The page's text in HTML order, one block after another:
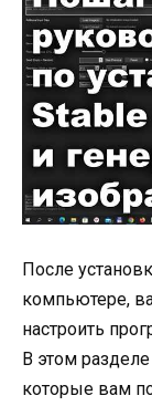
После
компьютере,
настроить
В этом
которые вам